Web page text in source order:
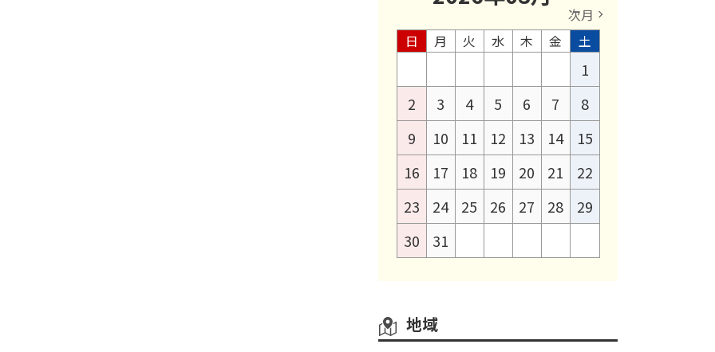
次月
日
月 火 水 木 金 土
1
2
3 4 5 6 7
8
9
10 11 12 13 14
15
16
17 18 19 20 21
22
23
24 25 26 27 28
29
30
31
地域